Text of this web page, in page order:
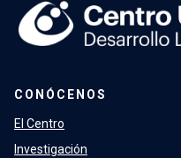
CONÓCENOS
El Centro
Investigación